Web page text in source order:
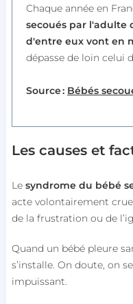
Chaque année en
secoués par l'adulte
d'entre eux vont en
dépasse de loin celui
Source : Bébés
Les causes et
Le syndrome du bébé
acte volontairement
de la frustration ou de
Quand un bébé pleure
s’installe. On doute, on
impuissant.